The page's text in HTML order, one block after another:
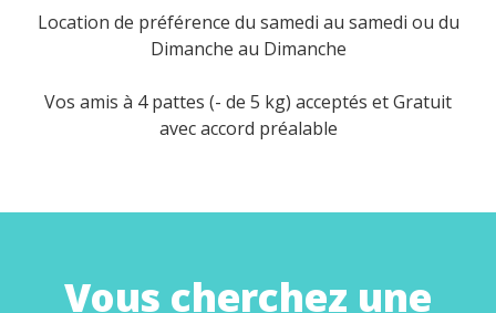
Location de préférence du samedi au samedi ou du
Dimanche au Dimanche
Vos amis à 4 pattes (- de 5 kg) acceptés et Gratuit
avec accord préalable
Vous cherchez une